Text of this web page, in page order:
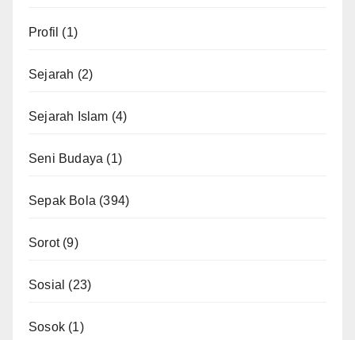
Profil (1)
Sejarah (2)
Sejarah Islam (4)
Seni Budaya (1)
Sepak Bola (394)
Sorot(9)
Sosial (23)
Sosok (1)